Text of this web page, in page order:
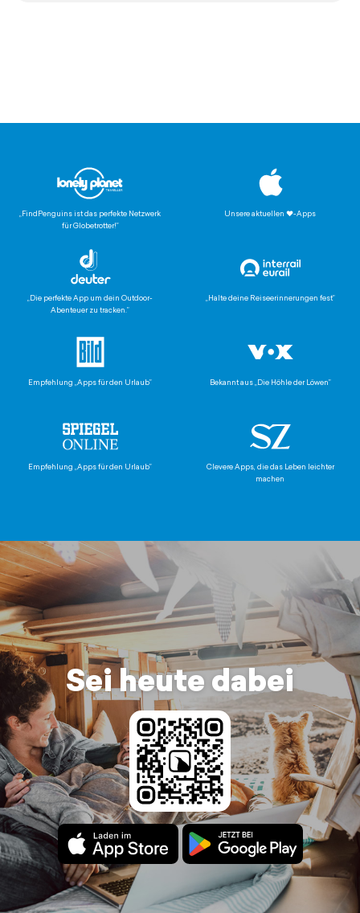
„FindPenguins ist das perfekte Netzwerk
für Globetrotter!”
Unsere aktuellen ♥-Apps
„Die perfekte App um dein Outdoor-
Abenteuer zu tracken.”
„Halte deine Reiseerinnerungen fest”
Empfehlung „Apps für den Urlaub” Bekannt aus „Die Höhle der Löwen”
Empfehlung „Apps für den Urlaub”
Clevere Apps, die das Leben leichter
machen
Sei heute dabei